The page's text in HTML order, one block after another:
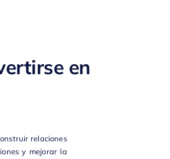
en
relaciones
y mejorar la